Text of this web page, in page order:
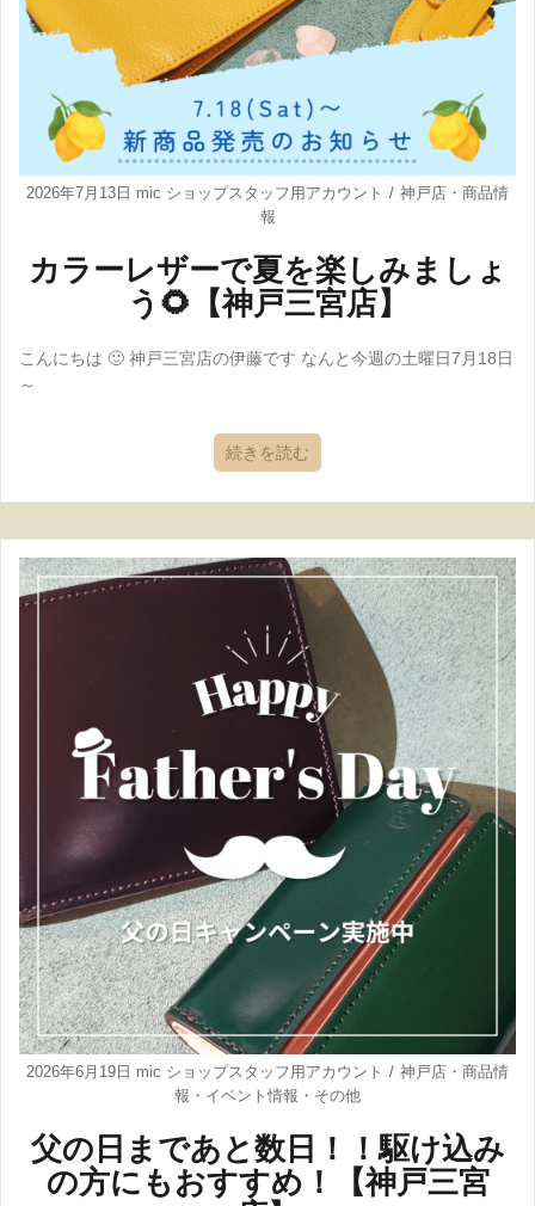
2026年7月13日 mic ショップスタッフ用アカウント 神戸店 ・ 商品情
報
カラーレザーで夏を楽しみましょ
う🌻【神戸三宮店】
こんにちは 🙂 神戸三宮店の伊藤です なんと今週の土曜日7月18日
～
続きを読む
2026年6月19日 mic ショップスタッフ用アカウント 神戸店 ・ 商品情
報 ・ イベント情報 ・ その他
父の日まであと数日！！駆け込み
の方にもおすすめ！【神戸三宮